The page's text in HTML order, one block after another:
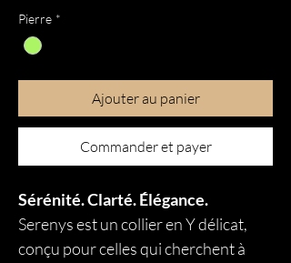
Pierre *
Ajouter au panier
Commander et payer
Sérénité. Clarté. Élégance.
Serenys est un collier en Y délicat,
conçu pour celles qui cherchent à